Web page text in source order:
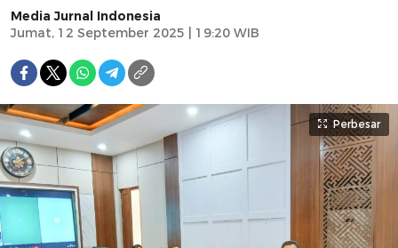
Media Jurnal Indonesia
Jumat, 12 September 2025 | 19:20 WIB
Perbesar